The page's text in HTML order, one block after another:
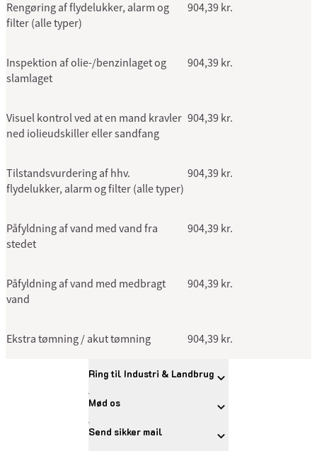
Rengøring af flydelukker, alarm og
filter (alle typer)
904,39 kr.
Inspektion af olie-/benzinlaget og
slamlaget
904,39 kr.
Visuel kontrol ved at en mand kravler
ned iolieudskiller eller sandfang
904,39 kr.
Tilstandsvurdering af hhv.
flydelukker, alarm og filter (alle typer)
904,39 kr.
Påfyldning af vand med vand fra
stedet
904,39 kr.
Påfyldning af vand med medbragt
vand
904,39 kr.
Ekstra tømning / akut tømning 904,39 kr.
Ring til Industri & Landbrug
Mød os
Send sikker mail